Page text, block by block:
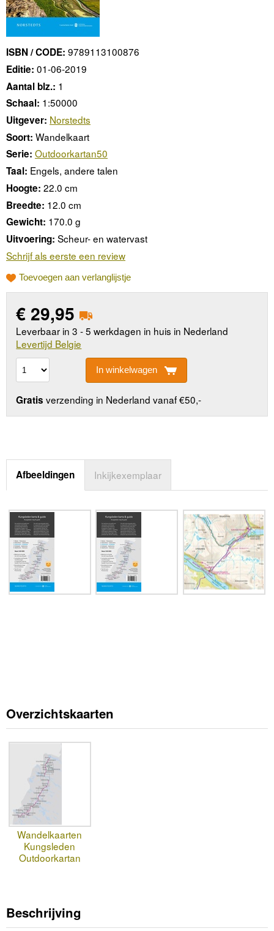
ISBN / CODE: 9789113100876
Editie: 01-06-2019
Aantal blz.: 1
Schaal: 1:50000
Uitgever: Norstedts
Soort: Wandelkaart
Serie: Outdoorkartan50
Taal: Engels, andere talen
Hoogte: 22.0 cm
Breedte: 12.0 cm
Gewicht: 170.0 g
Uitvoering: Scheur- en watervast
Schrijf als eerste een review
Toevoegen aan verlanglijstje
€ 29,95
Leverbaar in 3 - 5 werkdagen in huis in Nederland
Levertijd Belgie
In winkelwagen
Gratis verzending in Nederland vanaf €50,-
Afbeeldingen Inkijkexemplaar
Overzichtskaarten
Wandelkaarten
Kungsleden
Outdoorkartan
Beschrijving